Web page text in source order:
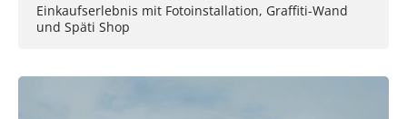
Einkaufserlebnis mit Fotoinstallation, Graffiti-Wand
und Späti Shop